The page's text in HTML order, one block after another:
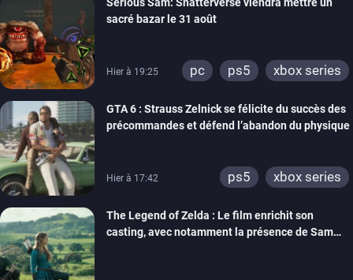
xbox one switch 2
Serious Sam: Shatterverse viendra mettre un
sacré bazar le 31 août
Hier à 19:25 pc ps5 xbox series
GTA 6 : Strauss Zelnick se félicite du succès des
précommandes et défend l’abandon du physique
Hier à 17:42 ps5 xbox series
The Legend of Zelda : Le film enrichit son
casting, avec notamment la présence de Sam